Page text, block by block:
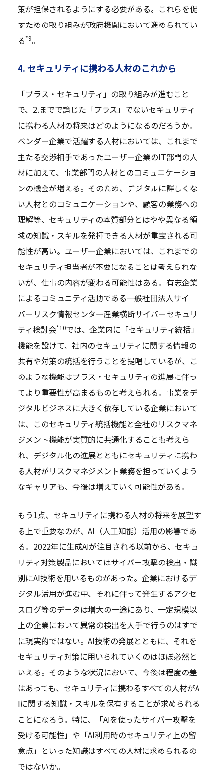
策が担保されるようにする必要がある。これらを促
すための取り組みが政府機関において進められてい
る*9。
4. セキュリティに携わる人材のこれから
「プラス・セキュリティ」の取り組みが進むこと
で、2.までで論じた「プラス」でないセキュリティ
に携わる人材の将来はどのようになるのだろうか。
ベンダー企業で活躍する人材においては、これまで
主たる交渉相手であったユーザー企業のIT部門の人
材に加えて、事業部門の人材とのコミュニケーショ
ンの機会が増える。そのため、デジタルに詳しくな
い人材とのコミュニケーションや、顧客の業務への
理解等、セキュリティの本質部分とはやや異なる領
域の知識・スキルを発揮できる人材が重宝される可
能性が高い。ユーザー企業においては、これまでの
セキュリティ担当者が不要になることは考えられな
いが、仕事の内容が変わる可能性はある。有志企業
によるコミュニティ活動である一般社団法人サイ
バーリスク情報センター産業横断サイバーセキュリ
ティ検討会*10では、企業内に「セキュリティ統括」
機能を設けて、社内のセキュリティに関する情報の
共有や対策の統括を行うことを提唱しているが、こ
のような機能はプラス・セキュリティの進展に伴っ
てより重要性が高まるものと考えられる。事業をデ
ジタルビジネスに大きく依存している企業において
は、このセキュリティ統括機能と全社のリスクマネ
ジメント機能が実質的に共通化することも考えら
れ、デジタル化の進展とともにセキュリティに携わ
る人材がリスクマネジメント業務を担っていくよう
なキャリアも、今後は増えていく可能性がある。
もう1点、セキュリティに携わる人材の将来を展望す
る上で重要なのが、AI（人工知能）活用の影響であ
る。2022年に生成AIが注目される以前から、セキュ
リティ対策製品においてはサイバー攻撃の検出・識
別にAI技術を用いるものがあった。企業におけるデ
ジタル活用が進む中、それに伴って発生するアクセ
スログ等のデータは増大の一途にあり、一定規模以
上の企業において異常の検出を人手で行うのはすで
に現実的ではない。AI技術の発展とともに、それを
セキュリティ対策に用いられていくのはほぼ必然と
いえる。そのような状況において、今後は程度の差
はあっても、セキュリティに携わるすべての人材がA
Iに関する知識・スキルを保有することが求められる
ことになろう。特に、「AIを使ったサイバー攻撃を
受ける可能性」や「AI利用時のセキュリティ上の留
意点」といった知識はすべての人材に求められるの
ではないか。